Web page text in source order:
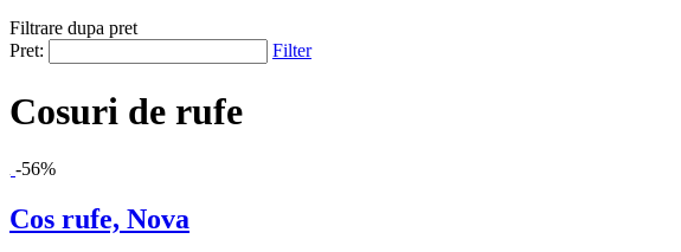
Filtrare dupa pret
Pret:
Filter
Cosuri de rufe
-56%
Cos rufe, Nova